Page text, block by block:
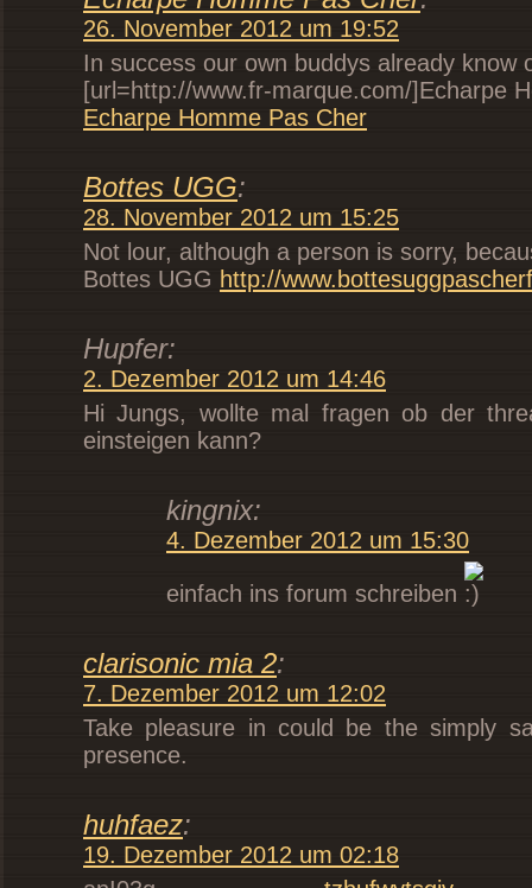
26. November 2012 um 19:52
In success our own buddys already
[url=http://www.fr-marque.com/]Echarpe
Echarpe Homme Pas Cher
Bottes UGG:
28. November 2012 um 15:25
Not lour, although a person is sorry,
Bottes UGG http://
Hupfer:
2. Dezember 2012 um 14:46
Hi Jungs, wollte mal fragen ob der
einsteigen kann?
kingnix:
4. Dezember 2012 um 15:30
einfach ins forum schreiben
clarisonic mia 2:
7. Dezember 2012 um 12:02
Take pleasure in could be the simply
presence.
huhfaez:
19. Dezember 2012 um 02:18